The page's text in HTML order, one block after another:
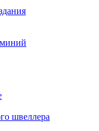
швеллера